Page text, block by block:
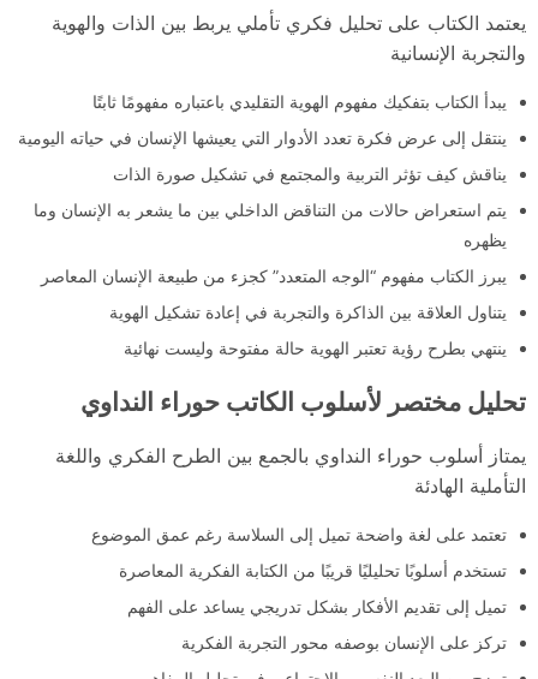
يعتمد الكتاب على تحليل فكري تأملي يربط بين الذات والهوية
والتجربة الإنسانية
يبدأ الكتاب بتفكيك مفهوم الهوية التقليدي باعتباره مفهومًا ثابتًا
ينتقل إلى عرض فكرة تعدد الأدوار التي يعيشها الإنسان في حياته اليومية
يناقش كيف تؤثر التربية والمجتمع في تشكيل صورة الذات
يتم استعراض حالات من التناقض الداخلي بين ما يشعر به الإنسان وما
يظهره
يبرز الكتاب مفهوم “الوجه المتعدد” كجزء من طبيعة الإنسان المعاصر
يتناول العلاقة بين الذاكرة والتجربة في إعادة تشكيل الهوية
ينتهي بطرح رؤية تعتبر الهوية حالة مفتوحة وليست نهائية
تحليل مختصر لأسلوب الكاتب حوراء النداوي
يمتاز أسلوب حوراء النداوي بالجمع بين الطرح الفكري واللغة
التأملية الهادئة
تعتمد على لغة واضحة تميل إلى السلاسة رغم عمق الموضوع
تستخدم أسلوبًا تحليليًا قريبًا من الكتابة الفكرية المعاصرة
تميل إلى تقديم الأفكار بشكل تدريجي يساعد على الفهم
تركز على الإنسان بوصفه محور التجربة الفكرية